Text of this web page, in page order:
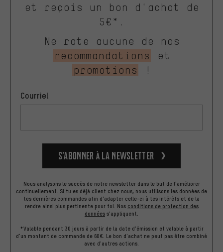
et reçois un bon d'achat de
5€*.
Ne rate aucune de nos
recommandations
et
promotions
!
Courriel
S’abonner à la newsletter
Nous analysons le succès de notre newsletter dans le but de l'améliorer
continuellement. Si tu es déjà client chez nous, nous utilisons les données de
tes dernières commandes afin d'adapter celle-ci à tes intérêts et de la
rendre ainsi plus pertinente pour toi. Nos conditions de protection des
données s'appliquent.
*Valable pendant 30 jours à partir de la date d'émission et valable à partir
d'un montant de commande de 60€. Le bon d'achat ne peut pas être combiné
avec d'autres actions.